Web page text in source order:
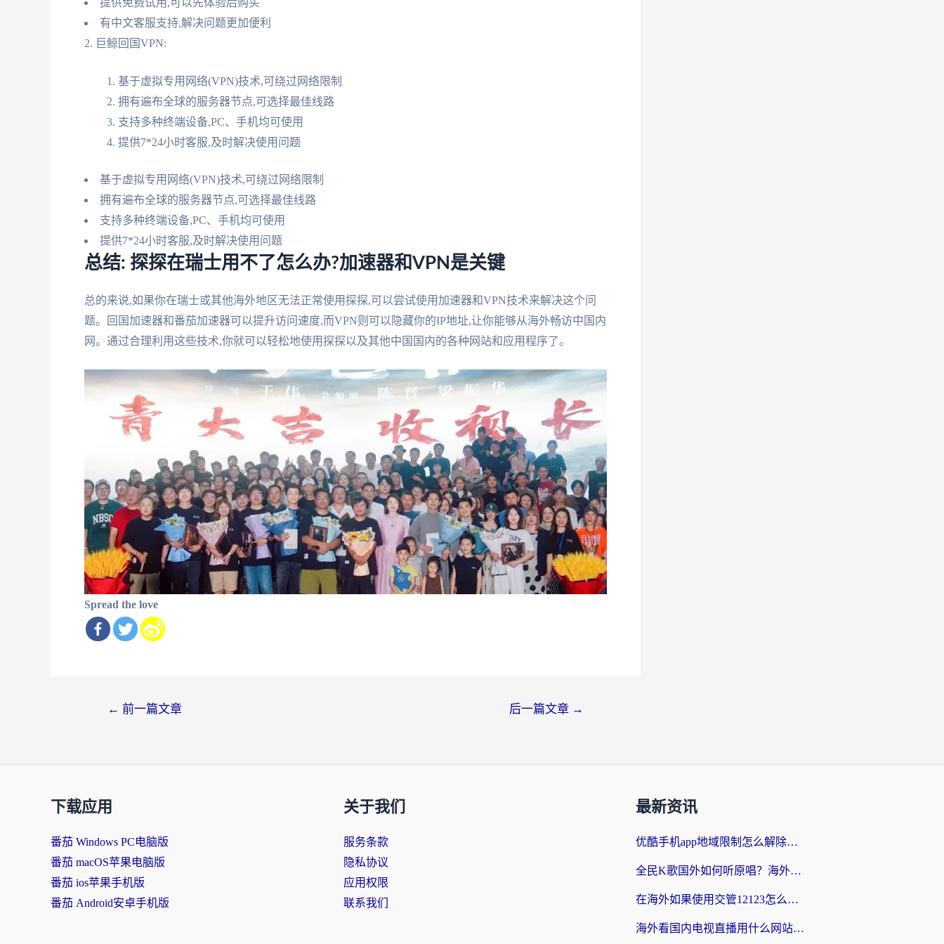
有中文客服支持,解决问题更加便利
2. 巨鲸回国VPN:
基于虚拟专用网络(VPN)技术,可绕过网络限制
拥有遍布全球的服务器节点,可选择最佳线路
支持多种终端设备,PC、手机均可使用
提供7*24小时客服,及时解决使用问题
基于虚拟专用网络(VPN)技术,可绕过网络限制
拥有遍布全球的服务器节点,可选择最佳线路
支持多种终端设备,PC、手机均可使用
提供7*24小时客服,及时解决使用问题
总结: 探探在瑞士用不了怎么办?加速器和VPN是关键
总的来说,如果你在瑞士或其他海外地区无法正常使用探探,可以尝试使用加速器和VPN技术来解决这个问
题。回国加速器和番茄加速器可以提升访问速度,而VPN则可以隐藏你的IP地址,让你能够从海外畅访中国内
网。通过合理利用这些技术,你就可以轻松地使用探探以及其他中国国内的各种网站和应用程序了。
Spread the love
← 前一篇文章 后一篇文章 →
下载应用
番茄 Windows PC电脑版
番茄 macOS苹果电脑版
番茄 ios苹果手机版
番茄 Android安卓手机版
关于我们
服务条款
隐私协议
应用权限
联系我们
最新资讯
优酷手机app地域限制怎么解除？海外党亲测有效的追剧方案
全民K歌国外如何听原唱？海外党亲测有效的回国加速器选择指南
在海外如果使用交管12123怎么处理？留学生亲测有效的回国加速方案
海外看国内电视直播用什么网站比较好？一篇解决你所有追剧难题的实用指南